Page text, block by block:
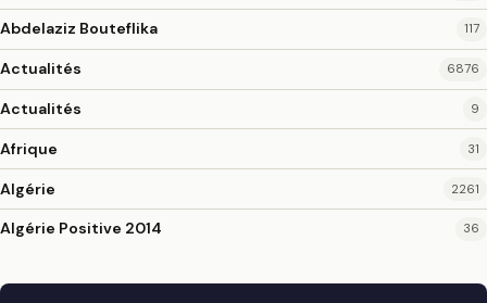
Abdelaziz Bouteflika 117
Actualités 6876
Actualités 9
Afrique 31
Algérie 2261
Algérie Positive 2014 36